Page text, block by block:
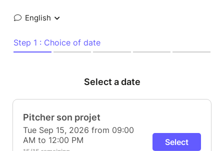
English
Step 1 : Choice of date
Select a date
Pitcher son projet
Tue Sep 15, 2026 from 09:00
AM to 12:00 PM
Select